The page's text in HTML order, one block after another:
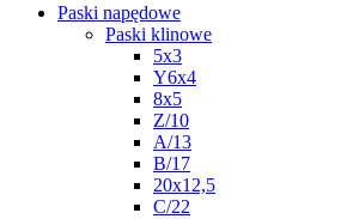
Paski napędowe
Paski klinowe
5x3
Y6x4
8x5
Z/10
A/13
B/17
20x12,5
C/22